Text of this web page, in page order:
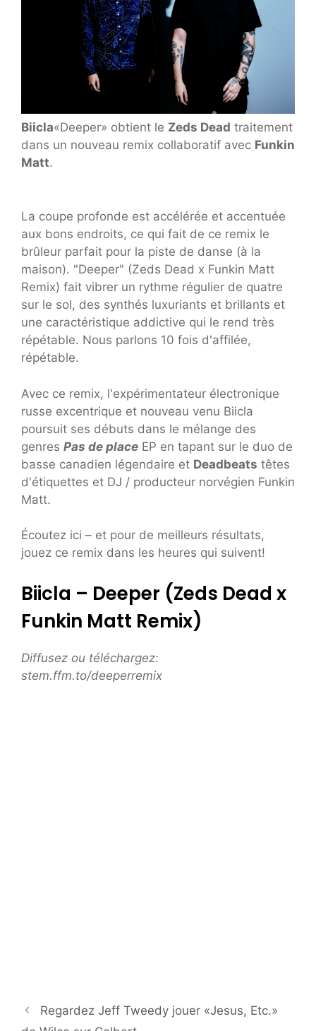
Biicla«Deeper» obtient le Zeds Dead traitement
dans un nouveau remix collaboratif avec Funkin
Matt.
La coupe profonde est accélérée et accentuée
aux bons endroits, ce qui fait de ce remix le
brûleur parfait pour la piste de danse (à la
maison). "Deeper" (Zeds Dead x Funkin Matt
Remix) fait vibrer un rythme régulier de quatre
sur le sol, des synthés luxuriants et brillants et
une caractéristique addictive qui le rend très
répétable. Nous parlons 10 fois d'affilée,
répétable.
Avec ce remix, l'expérimentateur électronique
russe excentrique et nouveau venu Biicla
poursuit ses débuts dans le mélange des
genres Pas de place EP en tapant sur le duo de
basse canadien légendaire et Deadbeats têtes
d'étiquettes et DJ / producteur norvégien Funkin
Matt.
Écoutez ici – et pour de meilleurs résultats,
jouez ce remix dans les heures qui suivent!
Biicla – Deeper (Zeds Dead x
Funkin Matt Remix)
Diffusez ou téléchargez:
stem.ffm.to/deeperremix
Regardez Jeff Tweedy jouer «Jesus, Etc.»